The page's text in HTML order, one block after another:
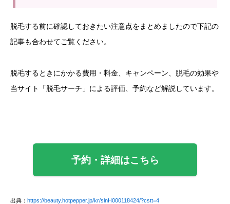
脱毛する前に確認しておきたい注意点をまとめましたので下記の
記事も合わせてご覧ください。
脱毛するときにかかる費用・料金、キャンペーン、脱毛の効果や
当サイト「脱毛サーチ」による評価、予約など解説しています。
予約・詳細はこちら
出典： https://beauty.hotpepper.jp/kr/slnH000118424/?cstt=4